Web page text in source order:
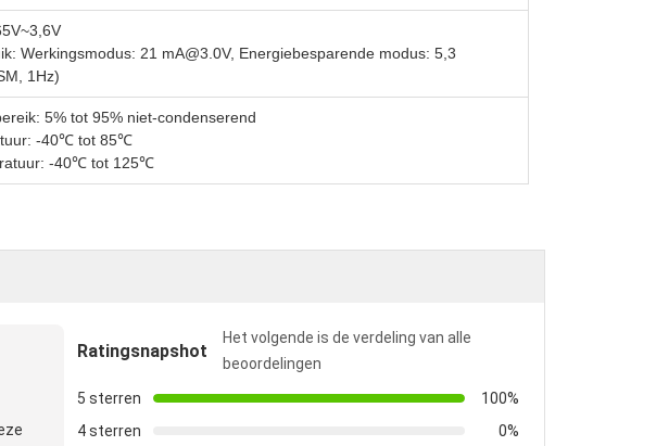
Werkingsmodus: 21 mA@3.0V, Energiebesparende modus: 5,3
1Hz)
5% tot 95% niet-condenserend
-40℃ tot 85℃
-40℃ tot 125℃
Ratingsnapshot
Het volgende is de verdeling van alle
beoordelingen
5 sterren
100%
4 sterren
0%